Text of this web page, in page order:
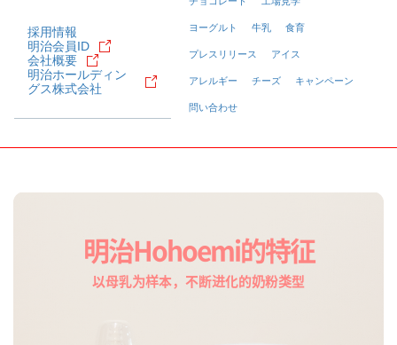
採用情報
明治会員ID
会社概要
明治ホールディン
グス株式会社
ヨーグルト 牛乳 食育
プレスリリース アイス
アレルギー チーズ キャンペーン
問い合わせ
明治Hohoemi的特征
以母乳为样本，不断进化的奶粉类型